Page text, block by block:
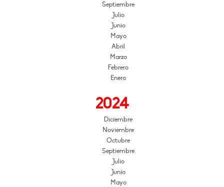
Septiembre
Julio
Junio
Mayo
Abril
Marzo
Febrero
Enero
2024
Diciembre
Noviembre
Octubre
Septiembre
Julio
Junio
Mayo